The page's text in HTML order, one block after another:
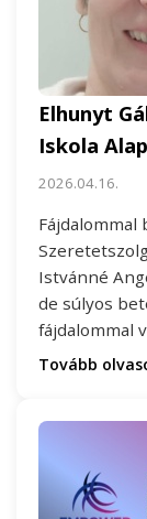
Elhunyt
Iskola
2026.04.16.
Fájdalommal
Istvánné
de súlyos
fájdalommal
Tovább